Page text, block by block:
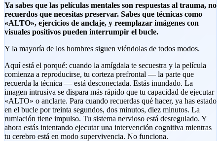
Ya sabes que las películas mentales son respuestas al trauma, no
recuerdos que necesitas preservar. Sabes que técnicas como
«ALTO», ejercicios de anclaje, y reemplazar imágenes con
visuales positivos pueden interrumpir el bucle.
Y la mayoría de los hombres siguen viéndolas de todos modos.
Aquí está el porqué: cuando la amígdala te secuestra y la película
comienza a reproducirse, tu corteza prefrontal — la parte que
recuerda la técnica — está desconectada. Estás inundado. La
imagen intrusiva se dispara más rápido que tu capacidad de ejecutar
«ALTO» o anclarte. Para cuando recuerdas qué hacer, ya has estado
en el bucle por treinta segundos, dos minutos, diez minutos. La
rumiación tiene impulso. Tu sistema nervioso está desregulado. Y
ahora estás intentando ejecutar una intervención cognitiva mientras
tu cerebro está en modo supervivencia. No funciona.